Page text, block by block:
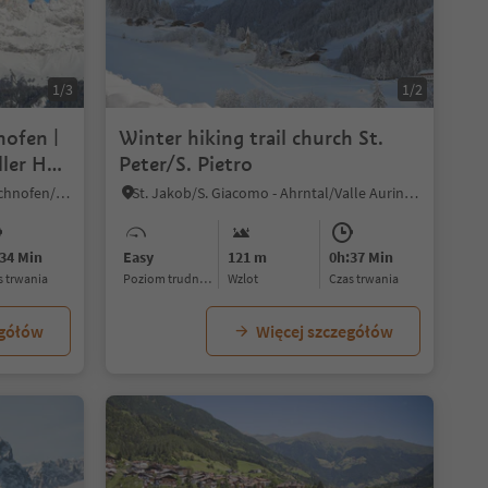
1/3
|
Hof
Nova Levante/Welschnofen, Welschnofen/Nova Levante, Dolomites Region Eggental
Min
trwania
1/2
Winter hiking trail church St.
Peter/S. Pietro
St. Jakob/S. Giacomo - Ahrntal/Valle Aurina, Ahrntal/Valle Aurina, Ahrntal/Valle Aurina
Easy
Poziom trudności
121 m
Wzlot
0h:37 Min
czas trwania
Więcej szczegółów